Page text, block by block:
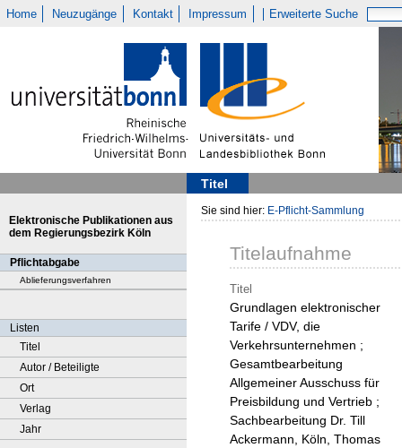
Home Neuzugänge Kontakt Impressum Erweiterte Suche
Titel
Elektronische Publikationen aus
dem Regierungsbezirk Köln
Pflichtabgabe
Ablieferungsverfahren
Listen
Titel
Autor / Beteiligte
Ort
Verlag
Jahr
Sie sind hier: E-Pflicht-Sammlung
Titelaufnahme
Titel
Grundlagen elektronischer
Tarife / VDV, die
Verkehrsunternehmen ;
Gesamtbearbeitung
Allgemeiner Ausschuss für
Preisbildung und Vertrieb ;
Sachbearbeitung Dr. Till
Ackermann, Köln, Thomas